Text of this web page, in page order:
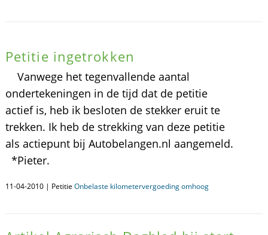
Petitie ingetrokken
Vanwege het tegenvallende aantal
ondertekeningen in de tijd dat de petitie
actief is, heb ik besloten de stekker eruit te
trekken. Ik heb de strekking van deze petitie
als actiepunt bij Autobelangen.nl aangemeld.
*Pieter.
11-04-2010 | Petitie Onbelaste kilometervergoeding omhoog